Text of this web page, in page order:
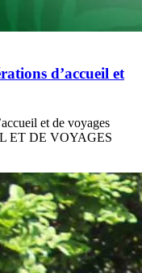
d’accueil et
et de voyages
ET DE VOYAGES